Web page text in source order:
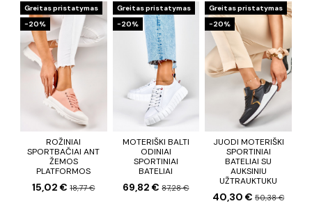
Greitas pristatymas
−20%
ROŽINIAI
SPORTBAČIAI ANT
ŽEMOS
PLATFORMOS
15,02 €18,77 €
Greitas pristatymas
−20%
MOTERIŠKI BALTI
ODINIAI
SPORTINIAI
BATELIAI
69,82 €87,28 €
Greitas pristatymas
−20%
JUODI MOTERIŠKI
SPORTINIAI
BATELIAI SU
AUKSINIU
UŽTRAUKTUKU
40,30 €50,38 €